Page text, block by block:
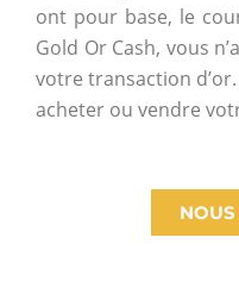
ont pour base, le
Gold Or Cash, vous
votre transaction
acheter ou vendre
NOUS